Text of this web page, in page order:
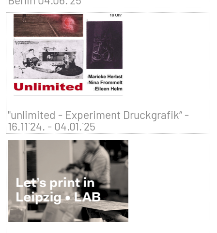
"unlimited - Experiment Druckgrafik“ -
16.11´24. - 04.01.´25